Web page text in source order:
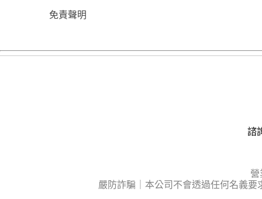
免責聲明
諮
營
嚴防詐騙｜本公司不會透過任何名義